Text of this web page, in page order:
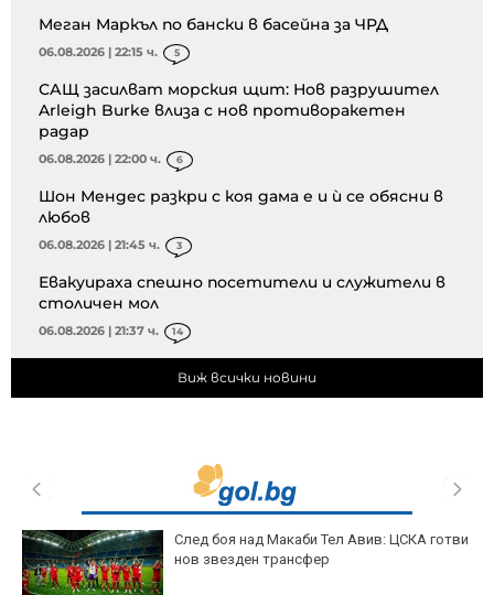
Меган Маркъл по бански в басейна за ЧРД
06.08.2026 | 22:15 ч. 5
САЩ засилват морския щит: Нов разрушител
Arleigh Burke влиза с нов противоракетен
радар
06.08.2026 | 22:00 ч. 6
Шон Мендес разкри с коя дама е и ѝ се обясни в
любов
06.08.2026 | 21:45 ч. 3
Евакуираха спешно посетители и служители в
столичен мол
06.08.2026 | 21:37 ч. 14
Виж всички новини
След боя над Макаби Тел Авив: ЦСКА готви
нов звезден трансфер